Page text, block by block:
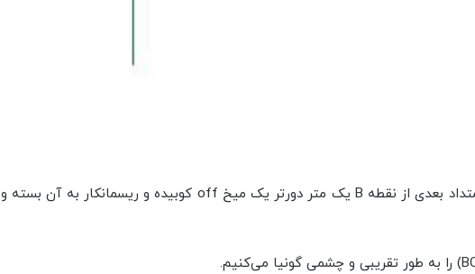
طبق شکل ۳ برای پیاده کردن امتداد بعدی از نقطه B یک متر دورتر یک میخ off کوبیده و ریسمانکار به آن بسته و